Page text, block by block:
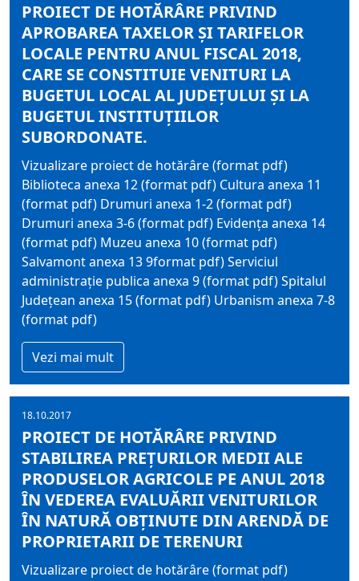
PROIECT DE HOTĂRÂRE PRIVIND
APROBAREA TAXELOR ŞI TARIFELOR
LOCALE PENTRU ANUL FISCAL 2018,
CARE SE CONSTITUIE VENITURI LA
BUGETUL LOCAL AL JUDEȚULUI ŞI LA
BUGETUL INSTITUȚIILOR
SUBORDONATE.
Vizualizare proiect de hotărâre (format pdf)
Biblioteca anexa 12 (format pdf) Cultura anexa 11
(format pdf) Drumuri anexa 1-2 (format pdf)
Drumuri anexa 3-6 (format pdf) Evidența anexa 14
(format pdf) Muzeu anexa 10 (format pdf)
Salvamont anexa 13 9format pdf) Serviciul
administrație publica anexa 9 (format pdf) Spitalul
Județean anexa 15 (format pdf) Urbanism anexa 7-8
(format pdf)
Vezi mai mult
18.10.2017
PROIECT DE HOTĂRÂRE PRIVIND
STABILIREA PREȚURILOR MEDII ALE
PRODUSELOR AGRICOLE PE ANUL 2018
ÎN VEDEREA EVALUĂRII VENITURILOR
ÎN NATURĂ OBȚINUTE DIN ARENDĂ DE
PROPRIETARII DE TERENURI
Vizualizare proiect de hotărâre (format pdf)